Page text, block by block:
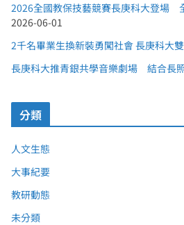
2026全國教保技藝競賽長庚科大登場
2026-06-01
2千名畢業生換新裝勇闖社會 長庚科大
長庚科大推青銀共學音樂劇場 結合長
分類
人文生態
大事紀要
教研動態
未分類